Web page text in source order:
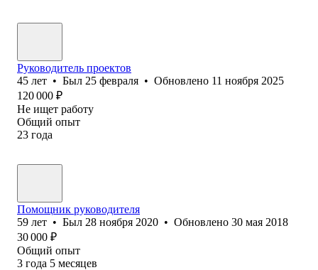
Руководитель проектов
45 лет • Был 25 февраля • Обновлено 11 ноября 2025
120 000 ₽
Не ищет работу
Общий опыт
23 года
Помощник руководителя
59 лет • Был 28 ноября 2020 • Обновлено 30 мая 2018
30 000 ₽
Общий опыт
3 года 5 месяцев